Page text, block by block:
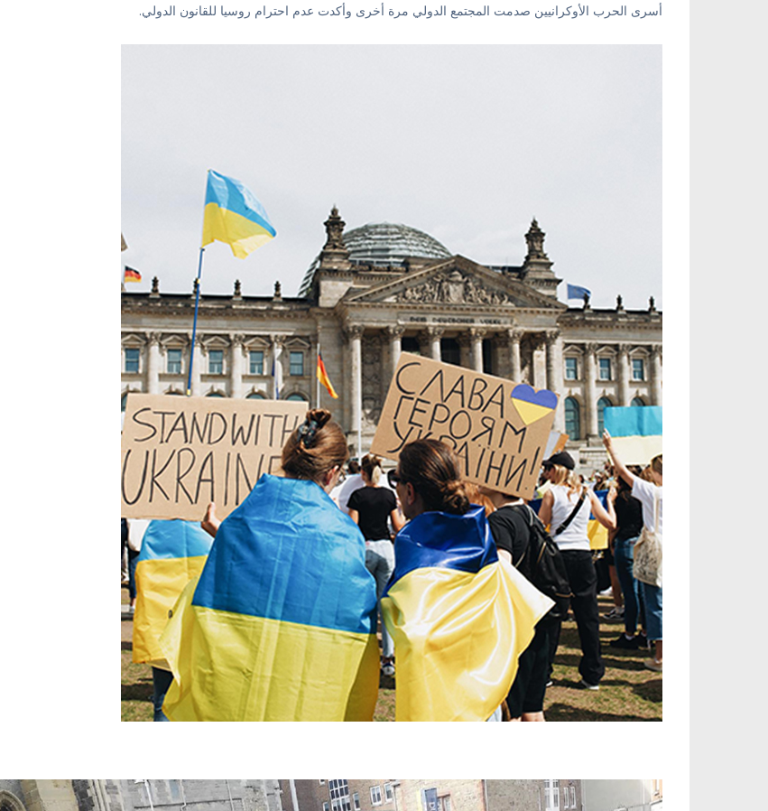
أسرى الحرب الأوكرانيين صدمت المجتمع الدولي مرة أخرى وأكدت عدم احترام روسيا للقانون الدولي.